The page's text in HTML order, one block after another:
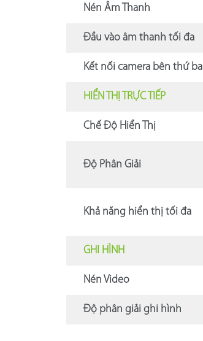
Nén Âm Thanh
Đầu vào âm thanh tối đa
Kết nối camera bên thứ ba
HIỂN THỊ TRỰC TIẾP
Chế Độ Hiển Thị
Độ Phân Giải
Khả năng hiển thị tối đa
GHI HÌNH
Nén Video
Độ phân giải ghi hình